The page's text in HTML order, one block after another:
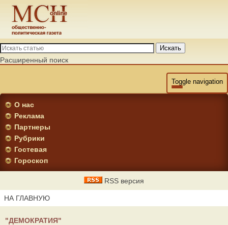
Искать
Расширенный поиск
Toggle navigation
О нас
Реклама
Партнеры
Рубрики
Гостевая
Гороскоп
RSS версия
НА ГЛАВНУЮ
"ДЕМОКРАТИЯ"